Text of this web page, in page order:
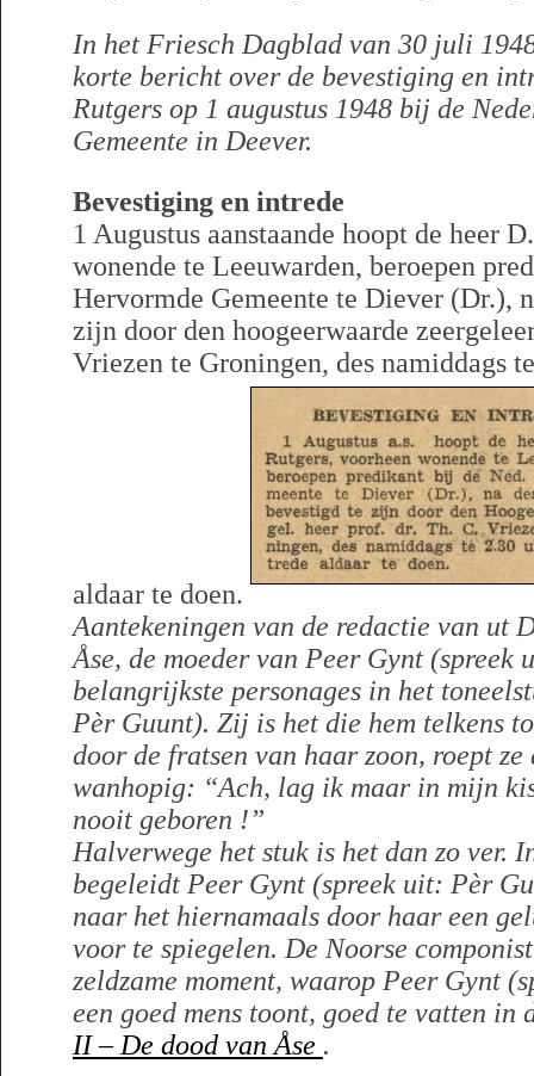
In het Friesch Dagblad van 30 juli
korte bericht over de bevestiging en
Rutgers op 1 augustus 1948 bij de
Gemeente in Deever.
Bevestiging en intrede
1 Augustus aanstaande hoopt de heer
wonende te Leeuwarden, beroepen
Hervormde Gemeente te Diever (Dr.),
zijn door den hoogeerwaarde
Vriezen te Groningen, des namiddags
aldaar te doen.
Aantekeningen van de redactie van ut
Åse, de moeder van Peer Gynt (spreek
belangrijkste personages in het
Pèr Guunt). Zij is het die hem telkens
door de fratsen van haar zoon, roept
wanhopig: “Ach, lag ik maar in mijn
nooit geboren !”
Halverwege het stuk is het dan zo ver.
begeleidt Peer Gynt (spreek uit: Pèr
naar het hiernamaals door haar een
voor te spiegelen. De Noorse
zeldzame moment, waarop Peer Gynt
een goed mens toont, goed te vatten in
II – De dood van Åse .